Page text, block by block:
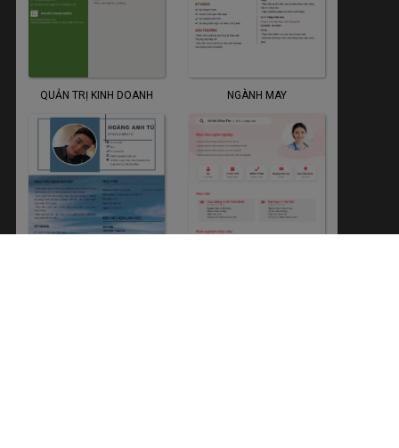
QUẢN TRỊ KINH DOANH NGÀNH MAY